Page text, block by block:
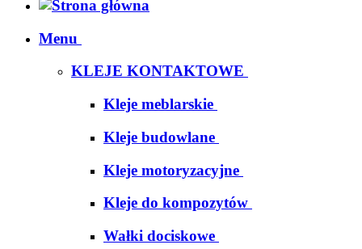
Menu
KLEJE KONTAKTOWE
Kleje meblarskie
Kleje budowlane
Kleje motoryzacyjne
Kleje do kompozytów
Wałki dociskowe